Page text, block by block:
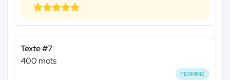
Texte #7
400 mots
TERMINÉ